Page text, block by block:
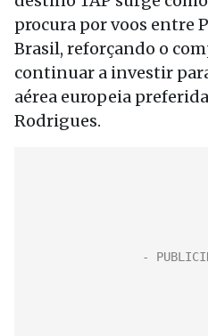
procura por voos entre
Brasil, reforçando o
continuar a investir
aérea europeia
Rodrigues.